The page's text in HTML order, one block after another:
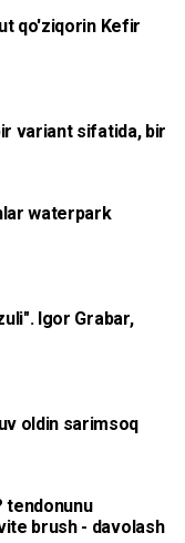
qo'ziqorin Kefir
variant sifatida, bir
waterpark
Igor Grabar,
oldin sarimsoq
tendonunu
brush - davolash